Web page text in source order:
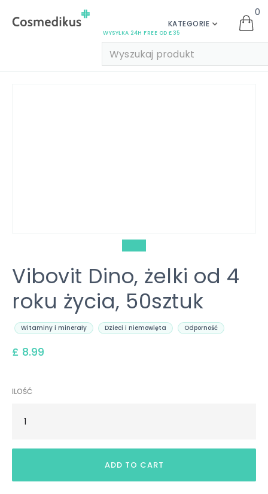
WYSYŁKA 24H FREE OD £35
KATEGORIE
0
Vibovit Dino, żelki od 4
roku życia, 50sztuk
Witaminy i minerały Dzieci i niemowlęta Odporność
£ 8.99
ILOŚĆ